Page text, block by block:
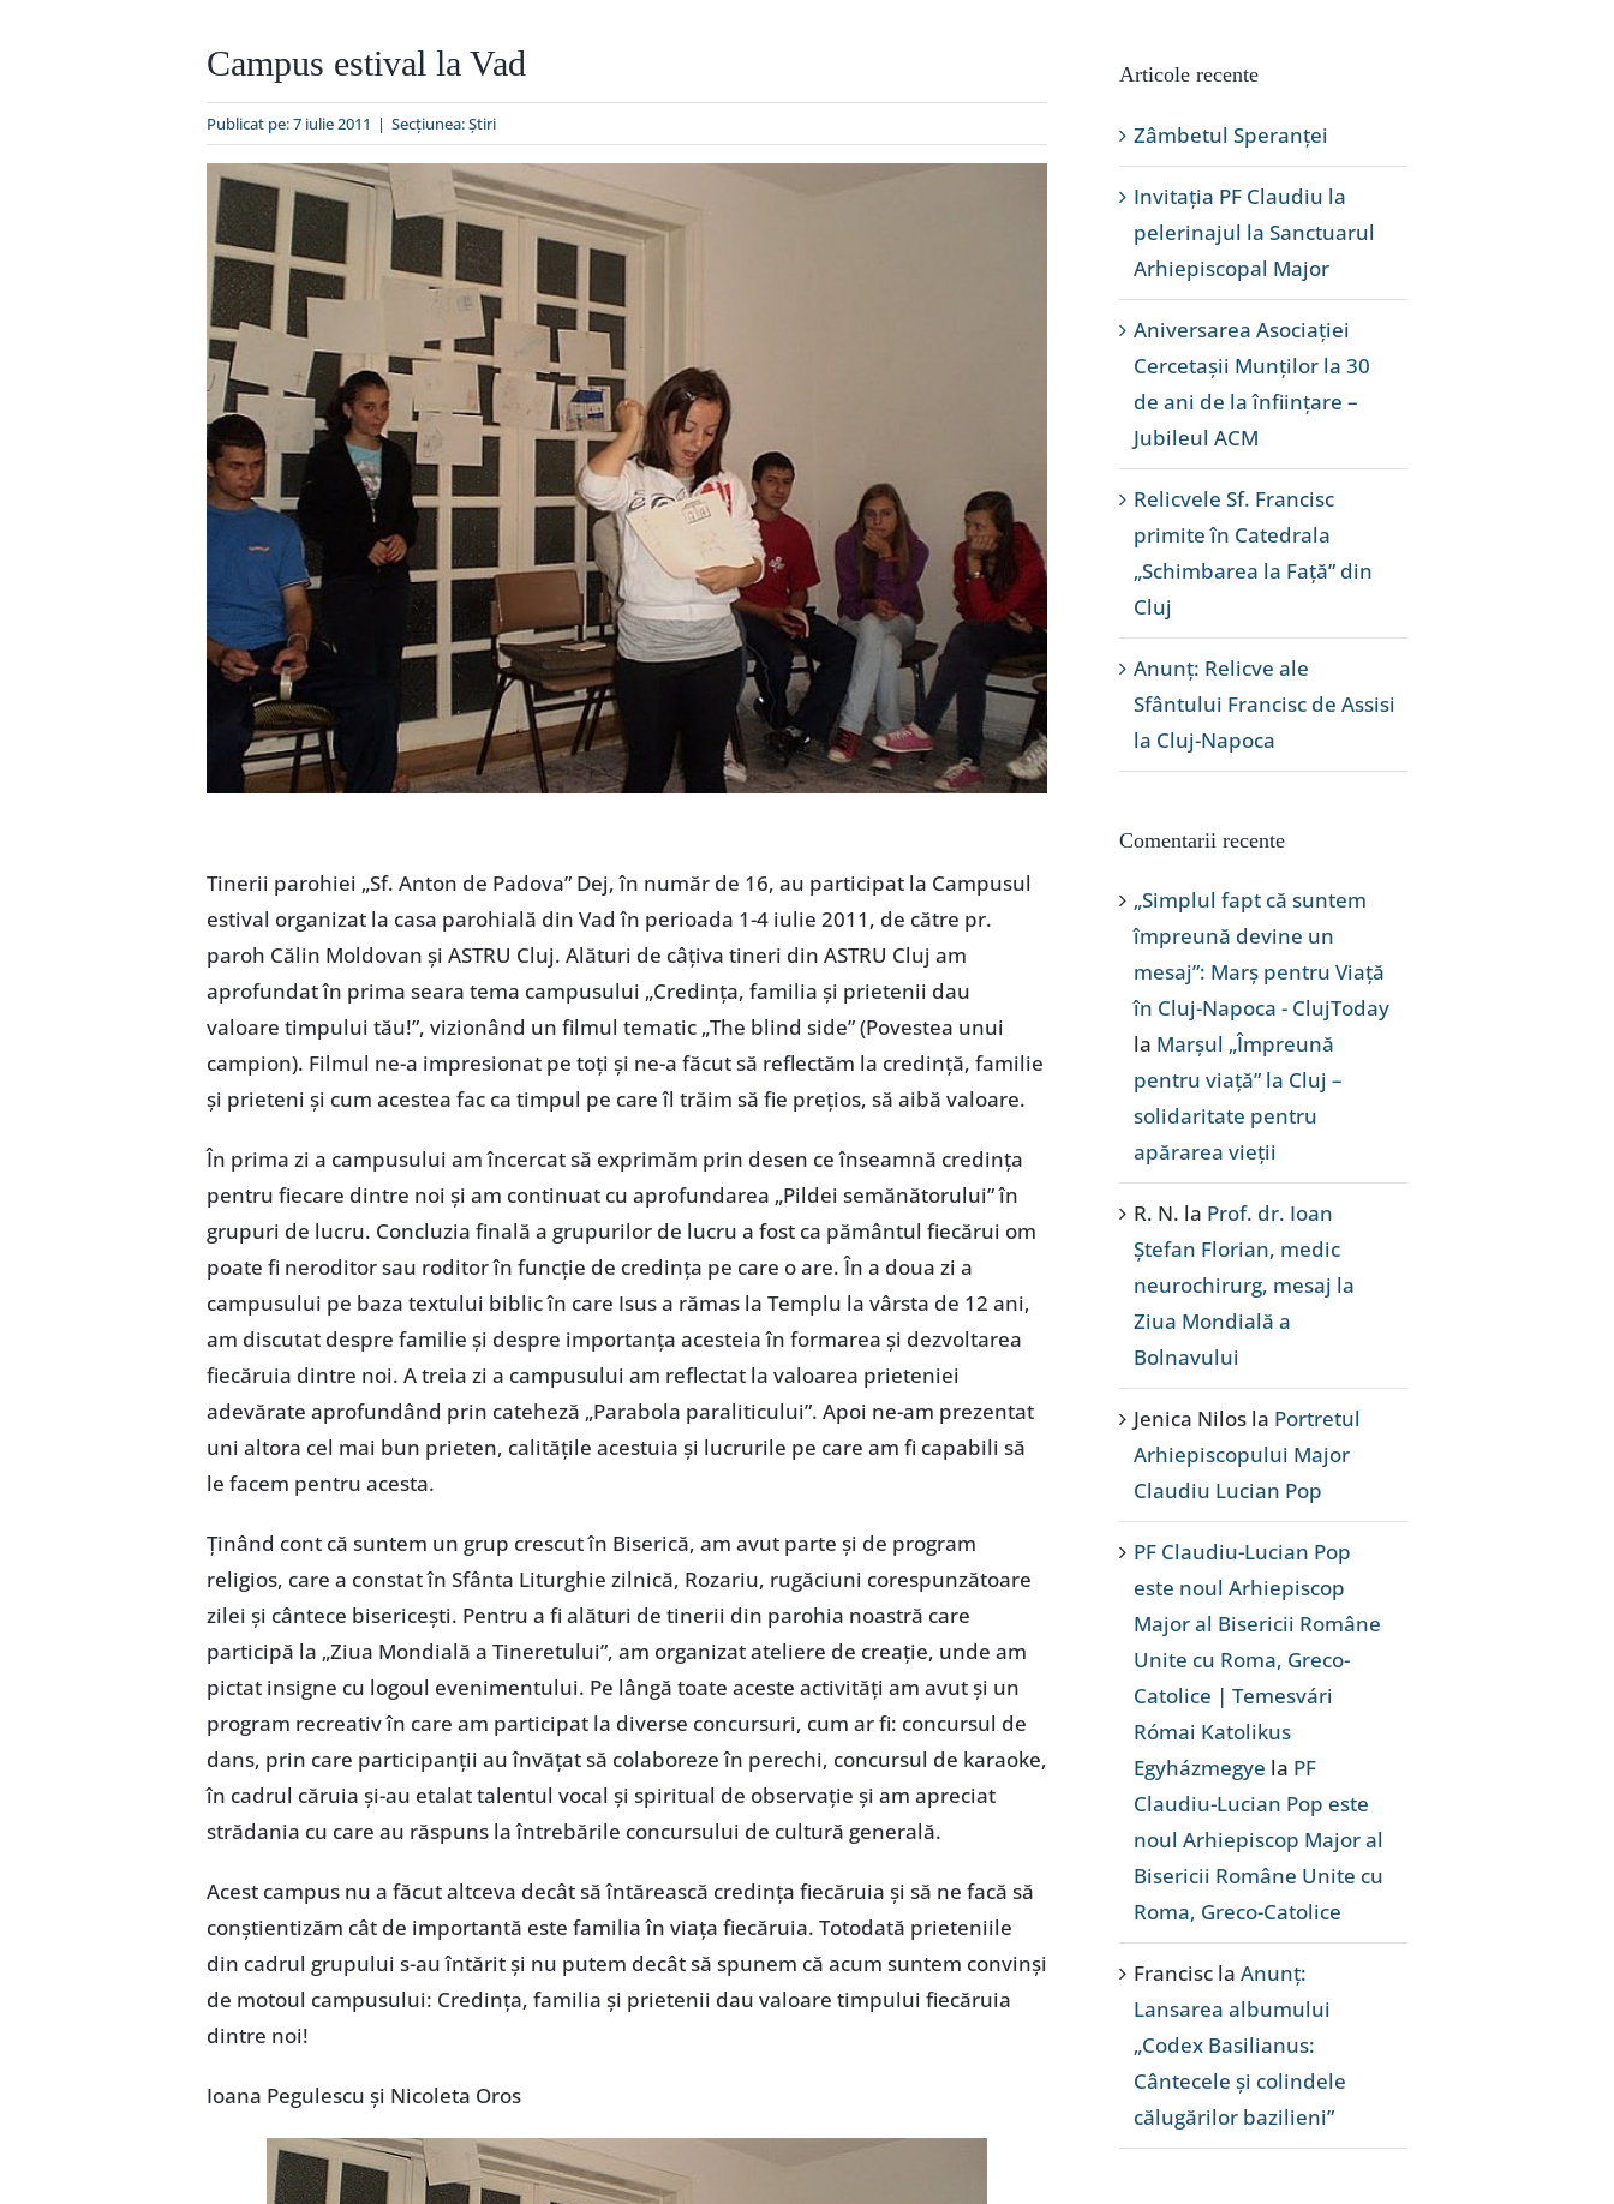
Campus estival la Vad
Publicat pe: 7 iulie 2011 | Secțiunea:Ştiri
Tinerii parohiei „Sf. Anton de Padova” Dej, în număr de 16, au participat la Campusul
estival organizat la casa parohială din Vad în perioada 1-4 iulie 2011, de către pr.
paroh Călin Moldovan şi ASTRU Cluj. Alături de câţiva tineri din ASTRU Cluj am
aprofundat în prima seara tema campusului „Credinţa, familia şi prietenii dau
valoare timpului tău!”, vizionând un filmul tematic „The blind side” (Povestea unui
campion). Filmul ne-a impresionat pe toţi şi ne-a făcut să reflectăm la credinţă, familie
şi prieteni şi cum acestea fac ca timpul pe care îl trăim să fie preţios, să aibă valoare.
În prima zi a campusului am încercat să exprimăm prin desen ce înseamnă credinţa
pentru fiecare dintre noi şi am continuat cu aprofundarea „Pildei semănătorului” în
grupuri de lucru. Concluzia finală a grupurilor de lucru a fost ca pământul fiecărui om
poate fi neroditor sau roditor în funcţie de credinţa pe care o are. În a doua zi a
campusului pe baza textului biblic în care Isus a rămas la Templu la vârsta de 12 ani,
am discutat despre familie şi despre importanţa acesteia în formarea şi dezvoltarea
fiecăruia dintre noi. A treia zi a campusului am reflectat la valoarea prieteniei
adevărate aprofundând prin cateheză „Parabola paraliticului”. Apoi ne-am prezentat
uni altora cel mai bun prieten, calităţile acestuia şi lucrurile pe care am fi capabili să
le facem pentru acesta.
Ţinând cont că suntem un grup crescut în Biserică, am avut parte şi de program
religios, care a constat în Sfânta Liturghie zilnică, Rozariu, rugăciuni corespunzătoare
zilei şi cântece bisericeşti. Pentru a fi alături de tinerii din parohia noastră care
participă la „Ziua Mondială a Tineretului”, am organizat ateliere de creaţie, unde am
pictat insigne cu logoul evenimentului. Pe lângă toate aceste activităţi am avut şi un
program recreativ în care am participat la diverse concursuri, cum ar fi: concursul de
dans, prin care participanţii au învăţat să colaboreze în perechi, concursul de karaoke,
în cadrul căruia şi-au etalat talentul vocal şi spiritual de observaţie şi am apreciat
strădania cu care au răspuns la întrebările concursului de cultură generală.
Acest campus nu a făcut altceva decât să întărească credinţa fiecăruia şi să ne facă să
conştientizăm cât de importantă este familia în viaţa fiecăruia. Totodată prieteniile
din cadrul grupului s-au întărit şi nu putem decât să spunem că acum suntem convinşi
de motoul campusului: Credinţa, familia şi prietenii dau valoare timpului fiecăruia
dintre noi!
Ioana Pegulescu şi Nicoleta Oros
Articole recente
Zâmbetul Speranței
Invitația PF Claudiu la
pelerinajul la Sanctuarul
Arhiepiscopal Major
Aniversarea Asociației
Cercetașii Munților la 30
de ani de la înființare –
Jubileul ACM
Relicvele Sf. Francisc
primite în Catedrala
„Schimbarea la Față” din
Cluj
Anunț: Relicve ale
Sfântului Francisc de Assisi
la Cluj-Napoca
Comentarii recente
„Simplul fapt că suntem
împreună devine un
mesaj”: Marș pentru Viață
în Cluj-Napoca - ClujToday
la Marșul „Împreună
pentru viață” la Cluj –
solidaritate pentru
apărarea vieții
R. N. la Prof. dr. Ioan
Ștefan Florian, medic
neurochirurg, mesaj la
Ziua Mondială a
Bolnavului
Jenica Nilos la Portretul
Arhiepiscopului Major
Claudiu Lucian Pop
PF Claudiu-Lucian Pop
este noul Arhiepiscop
Major al Bisericii Române
Unite cu Roma, Greco-
Catolice | Temesvári
Római Katolikus
Egyházmegye la PF
Claudiu-Lucian Pop este
noul Arhiepiscop Major al
Bisericii Române Unite cu
Roma, Greco-Catolice
Francisc la Anunț:
Lansarea albumului
„Codex Basilianus:
Cântecele și colindele
călugărilor bazilieni”